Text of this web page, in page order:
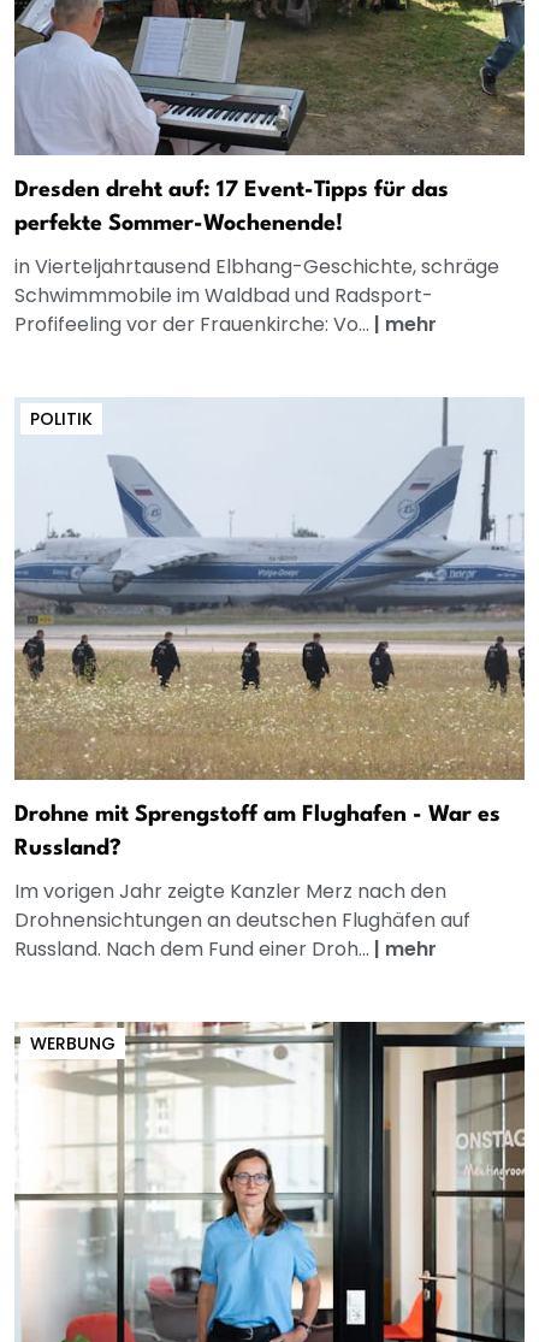
Dresden dreht auf: 17 Event-Tipps für das
perfekte Sommer-Wochenende!
in Vierteljahrtausend Elbhang-Geschichte, schräge
Schwimmmobile im Waldbad und Radsport-
Profifeeling vor der Frauenkirche: Vo... | mehr
POLITIK
Drohne mit Sprengstoff am Flughafen - War es
Russland?
Im vorigen Jahr zeigte Kanzler Merz nach den
Drohnensichtungen an deutschen Flughäfen auf
Russland. Nach dem Fund einer Droh... | mehr
WERBUNG